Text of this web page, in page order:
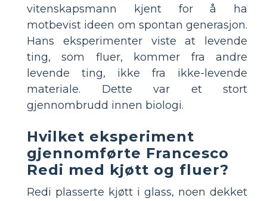
vitenskapsmann kjent for å ha
motbevist ideen om spontan generasjon.
Hans eksperimenter viste at levende
ting, som fluer, kommer fra andre
levende ting, ikke fra ikke-levende
materiale. Dette var et stort
gjennombrudd innen biologi.
Hvilket eksperiment
gjennomførte Francesco
Redi med kjøtt og fluer?
Redi plasserte kjøtt i glass, noen dekket